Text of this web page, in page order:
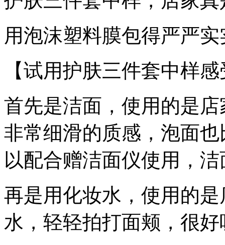
用泡沫塑料膜包得严严
【试用护肤三件套中样
首先是洁面，使用的是
非常细滑的质感，泡面
以配合赠洁面仪使用，
再是用化妆水，使用的
水，轻轻拍打面颊，很好